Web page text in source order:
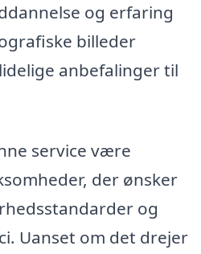
og erfaring
billeder
anbefalinger til
service være
der ønsker
og
Uanset om det drejer